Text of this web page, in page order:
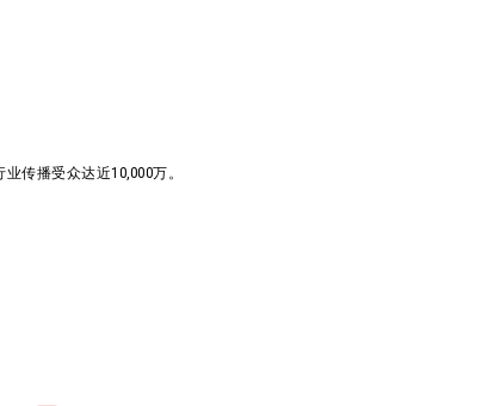
传播受众达近10,000万。